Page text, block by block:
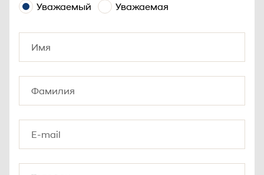
Уважаемый Уважаемая